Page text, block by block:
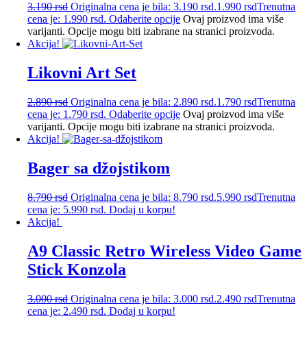
3.190rsd Originalna cena je bila: 3.190 rsd.1.990 rsdTrenutna
cena je: 1.990 rsd. Odaberite opcije Ovaj proizvod ima više
varijanti. Opcije mogu biti izabrane na stranici proizvoda.
Akcija!
Likovni Art Set
2.890rsd Originalna cena je bila: 2.890 rsd.1.790 rsdTrenutna
cena je: 1.790 rsd. Odaberite opcije Ovaj proizvod ima više
varijanti. Opcije mogu biti izabrane na stranici proizvoda.
Akcija!
Bager sa džojstikom
8.790rsd Originalna cena je bila: 8.790 rsd.5.990 rsdTrenutna
cena je: 5.990 rsd. Dodaj u korpu!
Akcija!
A9 Classic Retro Wireless Video Game
Stick Konzola
3.000rsd Originalna cena je bila: 3.000 rsd.2.490 rsdTrenutna
cena je: 2.490 rsd. Dodaj u korpu!